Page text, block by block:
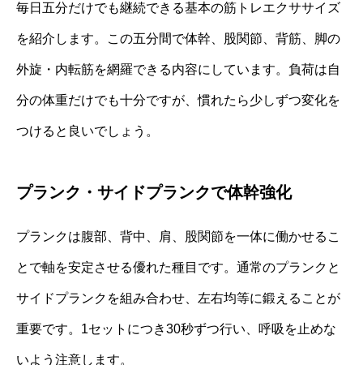
毎日五分だけでも継続できる基本の筋トレエクササイズ
を紹介します。この五分間で体幹、股関節、背筋、脚の
外旋・内転筋を網羅できる内容にしています。負荷は自
分の体重だけでも十分ですが、慣れたら少しずつ変化を
つけると良いでしょう。
プランク・サイドプランクで体幹強化
プランクは腹部、背中、肩、股関節を一体に働かせるこ
とで軸を安定させる優れた種目です。通常のプランクと
サイドプランクを組み合わせ、左右均等に鍛えることが
重要です。1セットにつき30秒ずつ行い、呼吸を止めな
いよう注意します。